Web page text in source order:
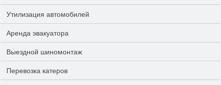
Утилизация автомобилей
Аренда эвакуатора
Выездной шиномонтаж
Перевозка катеров